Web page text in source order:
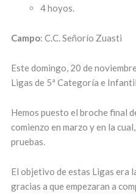
4 hoyos.
Campo: C.C. Señorío Zuasti
Este domingo, 20 de
Ligas de 5ª Categoría e
Hemos puesto el broche final
comienzo en marzo y en la
pruebas.
El objetivo de estas Ligas era
gracias a que empezaran a